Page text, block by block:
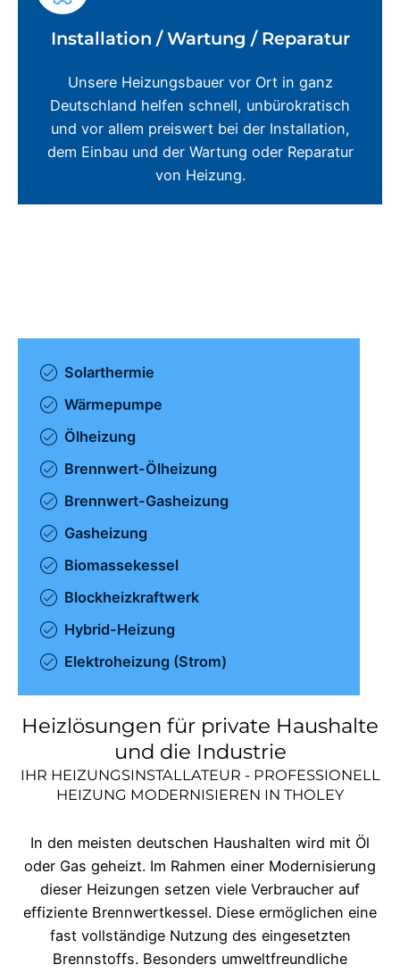
Installation / Wartung / Reparatur
Unsere Heizungsbauer vor Ort in ganz
Deutschland helfen schnell, unbürokratisch
und vor allem preiswert bei der Installation,
dem Einbau und der Wartung oder Reparatur
von Heizung.
Solarthermie
Wärmepumpe
Ölheizung
Brennwert-Ölheizung
Brennwert-Gasheizung
Gasheizung
Biomassekessel
Blockheizkraftwerk
Hybrid-Heizung
Elektroheizung (Strom)
Heizlösungen für private Haushalte
und die Industrie
IHR HEIZUNGSINSTALLATEUR - PROFESSIONELL
HEIZUNG MODERNISIEREN IN THOLEY
In den meisten deutschen Haushalten wird mit Öl
oder Gas geheizt. Im Rahmen einer Modernisierung
dieser Heizungen setzen viele Verbraucher auf
effiziente Brennwertkessel. Diese ermöglichen eine
fast vollständige Nutzung des eingesetzten
Brennstoffs. Besonders umweltfreundliche